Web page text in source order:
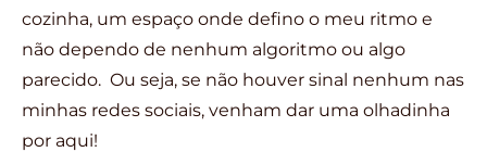
cozinha, um espaço onde defino o meu ritmo e
não dependo de nenhum algoritmo ou algo
parecido. Ou seja, se não houver sinal nenhum nas
minhas redes sociais, venham dar uma olhadinha
por aqui!